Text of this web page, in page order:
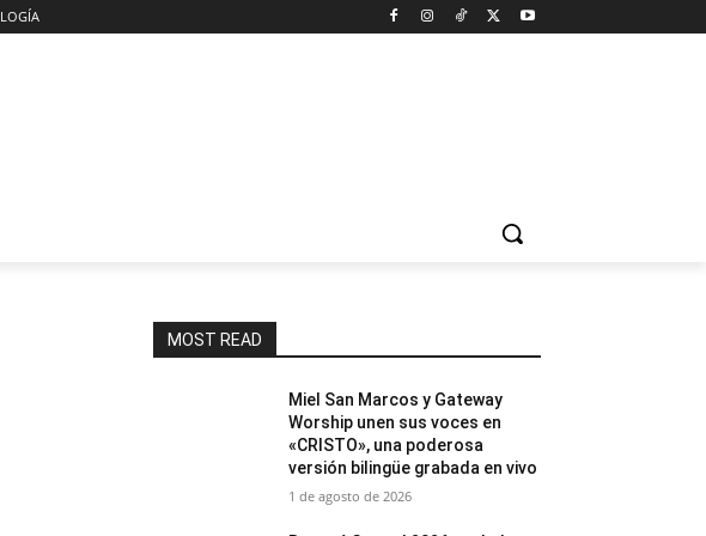
MOST READ
Miel San Marcos y Gateway
Worship unen sus voces en
«CRISTO», una poderosa
versión bilingüe grabada en vivo
1 de agosto de 2026